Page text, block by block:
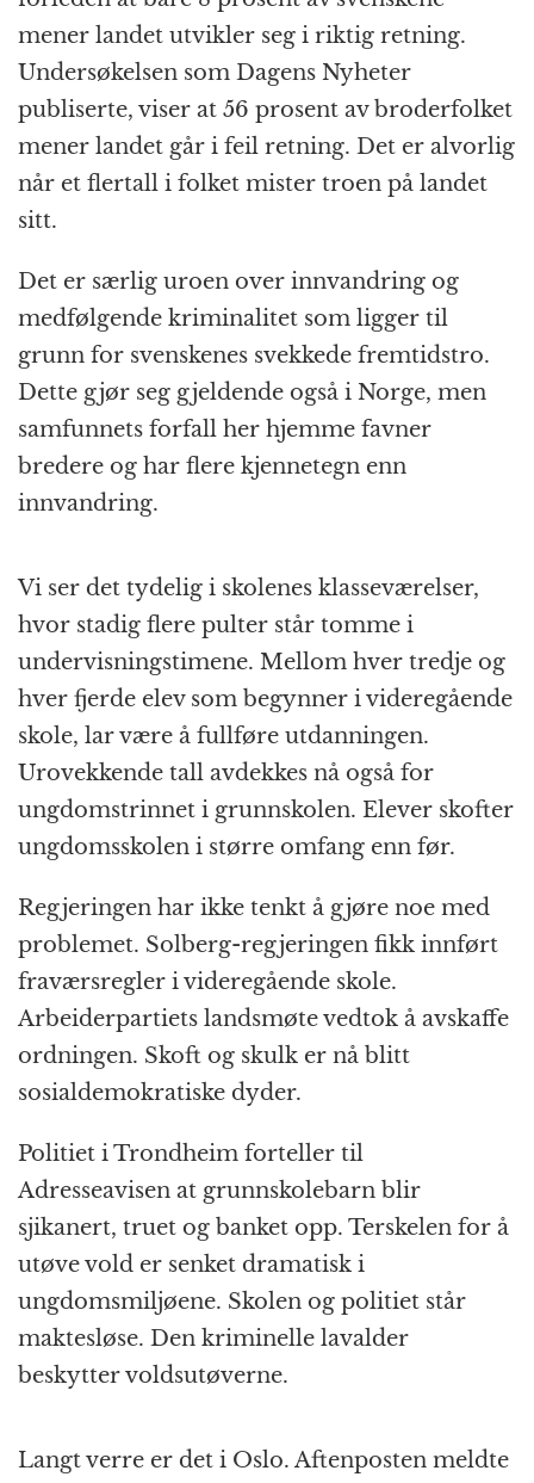
mener landet utvikler seg i riktig retning.
Undersøkelsen som Dagens Nyheter
publiserte, viser at 56 prosent av broderfolket
mener landet går i feil retning. Det er alvorlig
når et flertall i folket mister troen på landet
sitt.
Det er særlig uroen over innvandring og
medfølgende kriminalitet som ligger til
grunn for svenskenes svekkede fremtidstro.
Dette gjør seg gjeldende også i Norge, men
samfunnets forfall her hjemme favner
bredere og har flere kjennetegn enn
innvandring.
Vi ser det tydelig i skolenes klasseværelser,
hvor stadig flere pulter står tomme i
undervisningstimene. Mellom hver tredje og
hver fjerde elev som begynner i videregående
skole, lar være å fullføre utdanningen.
Urovekkende tall avdekkes nå også for
ungdomstrinnet i grunnskolen. Elever skofter
ungdomsskolen i større omfang enn før.
Regjeringen har ikke tenkt å gjøre noe med
problemet. Solberg-regjeringen fikk innført
fraværsregler i videregående skole.
Arbeiderpartiets landsmøte vedtok å avskaffe
ordningen. Skoft og skulk er nå blitt
sosialdemokratiske dyder.
Politiet i Trondheim forteller til
Adresseavisen at grunnskolebarn blir
sjikanert, truet og banket opp. Terskelen for å
utøve vold er senket dramatisk i
ungdomsmiljøene. Skolen og politiet står
maktesløse. Den kriminelle lavalder
beskytter voldsutøverne.
Langt verre er det i Oslo. Aftenposten meldte